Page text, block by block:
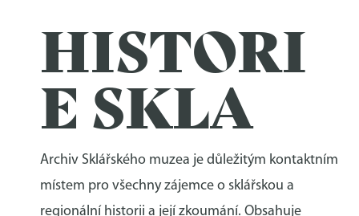
HISTORI
E SKLA
Archiv Sklářského muzea je důležitým kontaktním
místem pro všechny zájemce o sklářskou a
regionální historii a její zkoumání. Obsahuje